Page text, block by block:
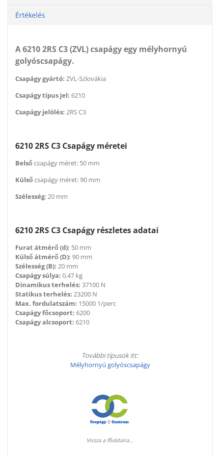
Értékelés
A 6210 2RS C3 (ZVL) csapágy egy mélyhornyú
golyóscsapágy.
Csapágy gyártó: ZVL-Szlovákia
Csapágy típus jel: 6210
Csapágy jelölés: 2RS C3
6210 2RS C3 Csapágy méretei
Belsőcsapágy méret: 50 mm
Külsőcsapágy méret: 90 mm
Szélesség: 20 mm
6210 2RS C3 Csapágy részletes adatai
Furat átmérő (d): 50 mm
Külső átmérő (D): 90 mm
Szélesség (B): 20 mm
Csapágy súlya: 0.47 kg
Dinamikus terhelés: 37100 N
Statikus terhelés: 23200 N
Max. fordulatszám: 15000 1/perc
Csapágy főcsoport: 6200
Csapágy alcsoport: 6210
További típusok itt:
Mélyhornyú golyóscsapágy
Vissza a főoldalra...